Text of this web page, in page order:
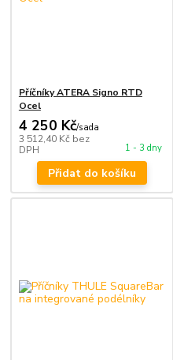
Příčníky ATERA Signo RTD
Ocel
4 250 Kč/sada
3 512,40 Kč bez
DPH
1 - 3 dny
Přidat do košíku